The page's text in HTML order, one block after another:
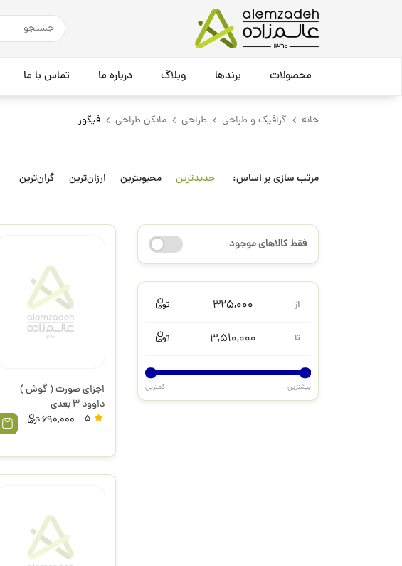
محصولات برندها وبلاگ درباره ما تماس با ما
خانه گرافیک و طراحی طراحی مانکن طراحی فیگور
مرتب سازی بر اساس: جدیدترین محبوبترین ارزان‌ترین گران‌ترین
فقط کالاهای موجود
از 325,000
تا 3,510,000
بیشترین کمترین
اجزای صورت ( گوش )
داوود 3 بعدی
690,000